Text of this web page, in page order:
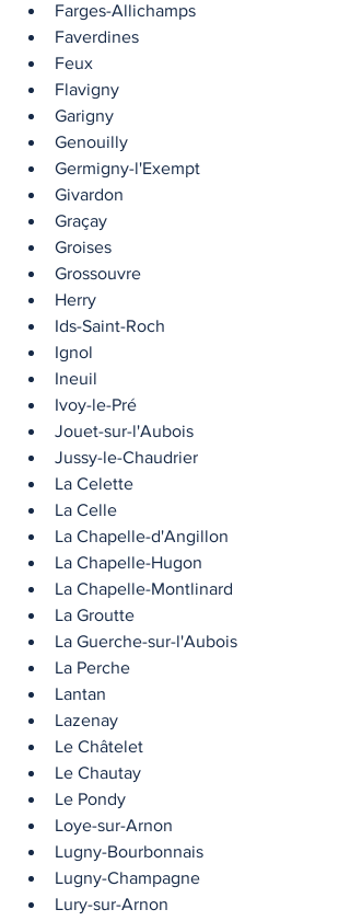
Farges-Allichamps
Faverdines
Feux
Flavigny
Garigny
Genouilly
Germigny-l'Exempt
Givardon
Graçay
Groises
Grossouvre
Herry
Ids-Saint-Roch
Ignol
Ineuil
Ivoy-le-Pré
Jouet-sur-l'Aubois
Jussy-le-Chaudrier
La Celette
La Celle
La Chapelle-d'Angillon
La Chapelle-Hugon
La Chapelle-Montlinard
La Groutte
La Guerche-sur-l'Aubois
La Perche
Lantan
Lazenay
Le Châtelet
Le Chautay
Le Pondy
Loye-sur-Arnon
Lugny-Bourbonnais
Lugny-Champagne
Lury-sur-Arnon